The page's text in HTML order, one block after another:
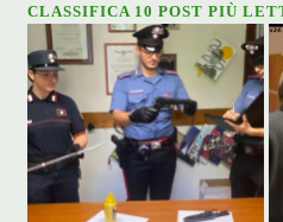
CLASSIFICA 10 POST PIÙ